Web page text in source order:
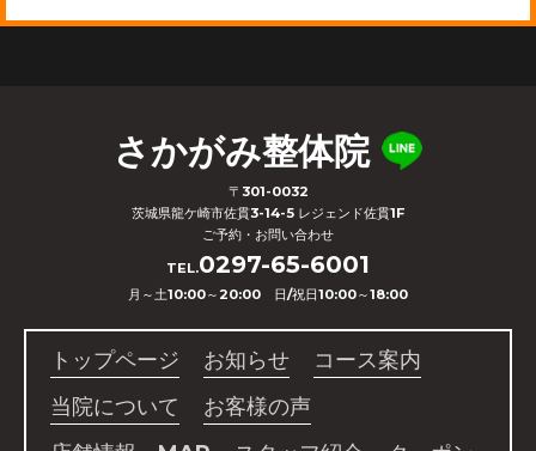
さかがみ整体院
〒301-0032
茨城県龍ケ崎市佐貫3-14-5 レジェンド佐貫1F
ご予約・お問い合わせ
TEL.0297-65-6001
月～土10:00～20:00 日/祝日10:00～18:00
トップページ お知らせ
コース案内
当院について
お客様の声